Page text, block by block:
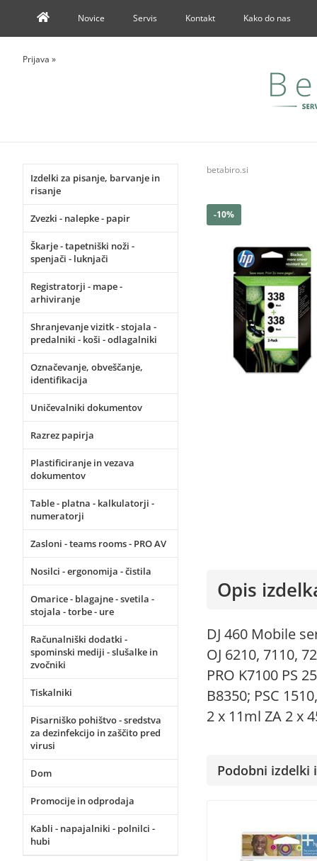
Novice Servis Kontakt Kako do nas
Prijava »
Izdelki za pisanje, barvanje in
risanje
Zvezki - nalepke - papir
Škarje - tapetniški noži -
spenjači - luknjači
Registratorji - mape -
arhiviranje
Shranjevanje vizitk - stojala -
predalniki - koši - odlagalniki
Označevanje, obveščanje,
identifikacija
Uničevalniki dokumentov
Razrez papirja
Plastificiranje in vezava
dokumentov
Table - platna - kalkulatorji -
numeratorji
Zasloni - teams rooms - PRO AV
Nosilci - ergonomija - čistila
Omarice - blagajne - svetila -
stojala - torbe - ure
Računalniški dodatki -
spominski mediji - slušalke in
zvočniki
Tiskalniki
Pisarniško pohištvo - sredstva
za dezinfekcijo in zaščito pred
virusi
Dom
Promocije in odprodaja
Kabli - napajalniki - polnilci -
hubi
betabiro.si
-10%
Opis
DJ 460 Mobile
OJ 6210, 7110,
PRO K7100 PS
B8350; PSC
2 x 11ml ZA 2 x
Podobni izdelki